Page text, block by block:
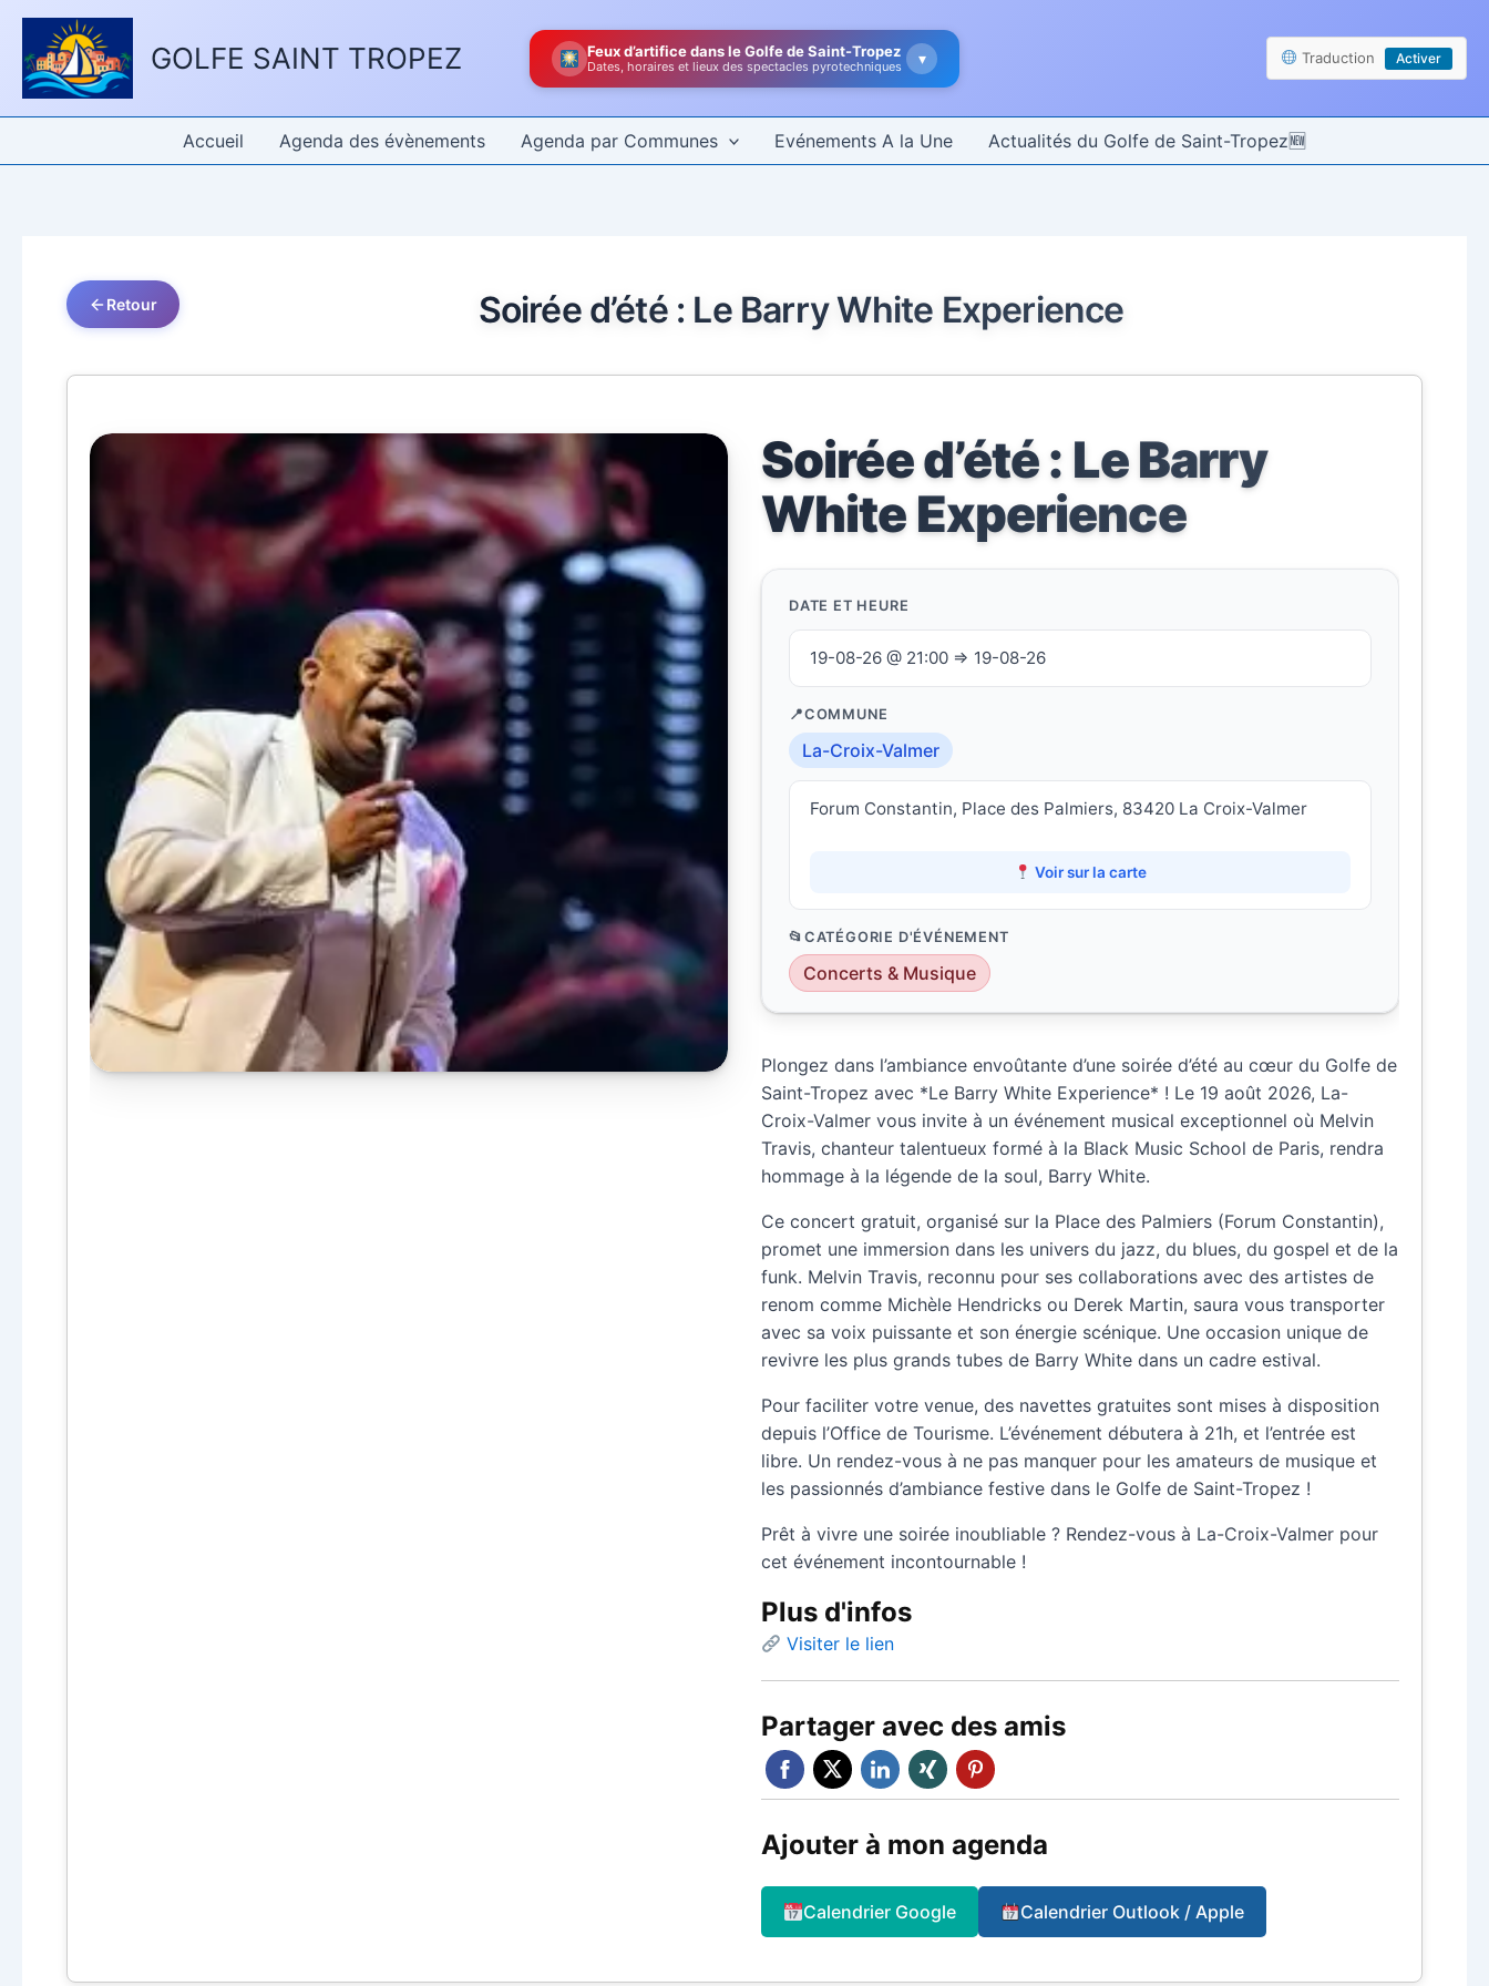
Panneau de gestion des cookies
Aller
contenu
GOLFE SAINT TROPEZ Feux d’artifice dans le Golfe de Saint-Tropez
Dates, horaires et lieux des spectacles pyrotechniques ▾ Traduction Activer
Accueil Agenda des évènements Agenda par Communes Evénements A la Une Actualités du Golfe de Saint-Tropez
Retour Soirée d’été : Le Barry White Experience
Soirée d’été : Le Barry
White Experience
DATE ET HEURE
19-08-26 @ 21:00 ⇒ 19-08-26
COMMUNE
La-Croix-Valmer
Forum Constantin, Place des Palmiers, 83420 La Croix-Valmer
Voir sur la carte
CATÉGORIE D'ÉVÉNEMENT
Concerts & Musique
Plongez dans l’ambiance envoûtante d’une soirée d’été au cœur du Golfe de
Saint-Tropez avec *Le Barry White Experience* ! Le 19 août 2026, La-
Croix-Valmer vous invite à un événement musical exceptionnel où Melvin
Travis, chanteur talentueux formé à la Black Music School de Paris, rendra
hommage à la légende de la soul, Barry White.
Ce concert gratuit, organisé sur la Place des Palmiers (Forum Constantin),
promet une immersion dans les univers du jazz, du blues, du gospel et de la
funk. Melvin Travis, reconnu pour ses collaborations avec des artistes de
renom comme Michèle Hendricks ou Derek Martin, saura vous transporter
avec sa voix puissante et son énergie scénique. Une occasion unique de
revivre les plus grands tubes de Barry White dans un cadre estival.
Pour faciliter votre venue, des navettes gratuites sont mises à disposition
depuis l’Office de Tourisme. L’événement débutera à 21h, et l’entrée est
libre. Un rendez-vous à ne pas manquer pour les amateurs de musique et
les passionnés d’ambiance festive dans le Golfe de Saint-Tropez !
Prêt à vivre une soirée inoubliable ? Rendez-vous à La-Croix-Valmer pour
cet événement incontournable !
Plus d'infos
Visiter le lien
Partager avec des amis
Ajouter à mon agenda
Calendrier Google Calendrier Outlook / Apple